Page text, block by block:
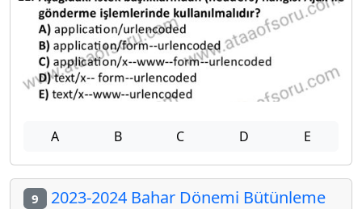
A B C D E
9 2023-2024 Bahar Dönemi Bütünleme